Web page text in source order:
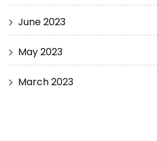
June 2023
May 2023
March 2023